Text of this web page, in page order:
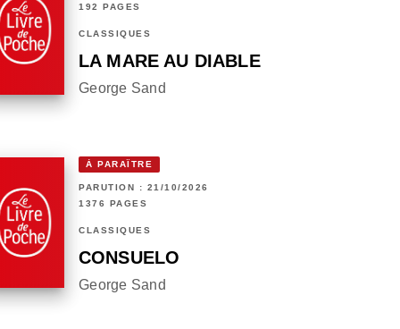
192 PAGES
CLASSIQUES
LA MARE AU DIABLE
George Sand
À PARAÎTRE
PARUTION : 21/10/2026
1376 PAGES
CLASSIQUES
CONSUELO
George Sand